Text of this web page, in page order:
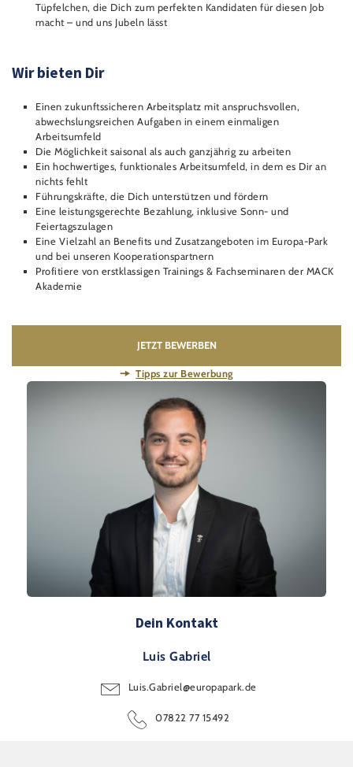
Tüpfelchen, die Dich zum perfekten Kandidaten für diesen Job
macht – und uns Jubeln lässt
Wir bieten Dir
Einen zukunftssicheren Arbeitsplatz mit anspruchsvollen,
abwechslungsreichen Aufgaben in einem einmaligen
Arbeitsumfeld
Die Möglichkeit saisonal als auch ganzjährig zu arbeiten
Ein hochwertiges, funktionales Arbeitsumfeld, in dem es Dir an
nichts fehlt
Führungskräfte, die Dich unterstützen und fördern
Eine leistungsgerechte Bezahlung, inklusive Sonn- und
Feiertagszulagen
Eine Vielzahl an Benefits und Zusatzangeboten im Europa-Park
und bei unseren Kooperationspartnern
Profitiere von erstklassigen Trainings & Fachseminaren der MACK
Akademie
JETZT BEWERBEN
Dein Kontakt
Luis Gabriel
Luis.Gabriel@europapark.de
07822 77 15492
Tipps zur Bewerbung